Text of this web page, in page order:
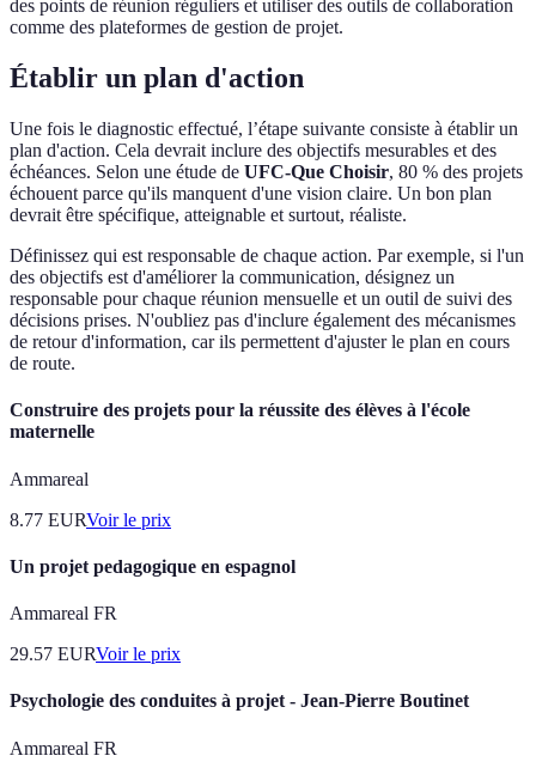
des points de réunion réguliers et utiliser des outils de collaboration
comme des plateformes de gestion de projet.
Établir un plan d'action
Une fois le diagnostic effectué, l’étape suivante consiste à établir un
plan d'action. Cela devrait inclure des objectifs mesurables et des
échéances. Selon une étude de UFC-Que Choisir, 80 % des projets
échouent parce qu'ils manquent d'une vision claire. Un bon plan
devrait être spécifique, atteignable et surtout, réaliste.
Définissez qui est responsable de chaque action. Par exemple, si l'un
des objectifs est d'améliorer la communication, désignez un
responsable pour chaque réunion mensuelle et un outil de suivi des
décisions prises. N'oubliez pas d'inclure également des mécanismes
de retour d'information, car ils permettent d'ajuster le plan en cours
de route.
Construire des projets pour la réussite des élèves à l'école
maternelle
Ammareal
8.77 EURVoir le prix
Un projet pedagogique en espagnol
Ammareal FR
29.57 EURVoir le prix
Psychologie des conduites à projet - Jean-Pierre Boutinet
Ammareal FR